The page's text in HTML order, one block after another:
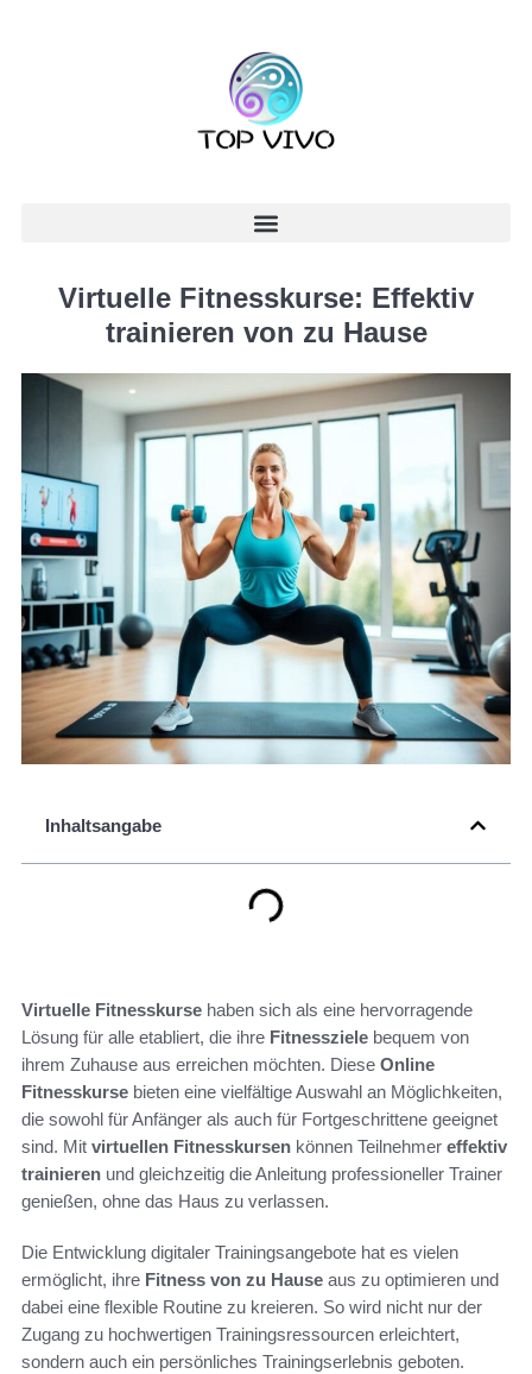
Virtuelle Fitnesskurse: Effektiv
trainieren von zu Hause
Inhaltsangabe
Virtuelle Fitnesskurse haben sich als eine hervorragende
Lösung für alle etabliert, die ihre Fitnessziele bequem von
ihrem Zuhause aus erreichen möchten. Diese Online
Fitnesskurse bieten eine vielfältige Auswahl an Möglichkeiten,
die sowohl für Anfänger als auch für Fortgeschrittene geeignet
sind. Mit virtuellen Fitnesskursen können Teilnehmer effektiv
trainieren und gleichzeitig die Anleitung professioneller Trainer
genießen, ohne das Haus zu verlassen.
Die Entwicklung digitaler Trainingsangebote hat es vielen
ermöglicht, ihre Fitness von zu Hause aus zu optimieren und
dabei eine flexible Routine zu kreieren. So wird nicht nur der
Zugang zu hochwertigen Trainingsressourcen erleichtert,
sondern auch ein persönliches Trainingserlebnis geboten.